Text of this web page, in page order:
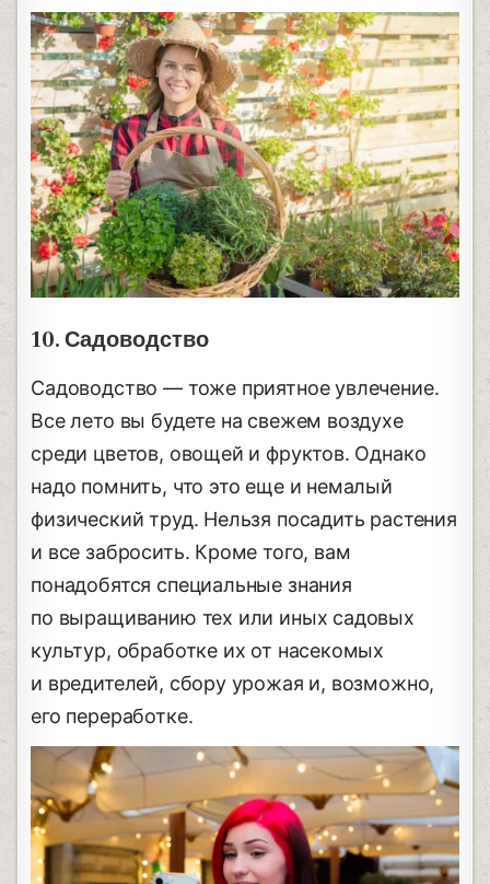
10. Садоводство
Садоводство — тоже приятное увлечение.
Все лето вы будете на свежем воздухе
среди цветов, овощей и фруктов. Однако
надо помнить, что это еще и немалый
физический труд. Нельзя посадить растения
и все забросить. Кроме того, вам
понадобятся специальные знания
по выращиванию тех или иных садовых
культур, обработке их от насекомых
и вредителей, сбору урожая и, возможно,
его переработке.